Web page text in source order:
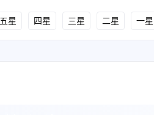
五星 四星 三星 二星 一星